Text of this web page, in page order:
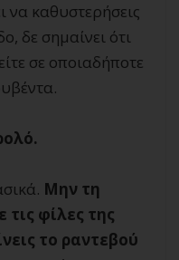
να καθυστερήσεις
δε σημαίνει ότι
σε οποιαδήποτε
Μην τη
τις φίλες της
το ραντεβού